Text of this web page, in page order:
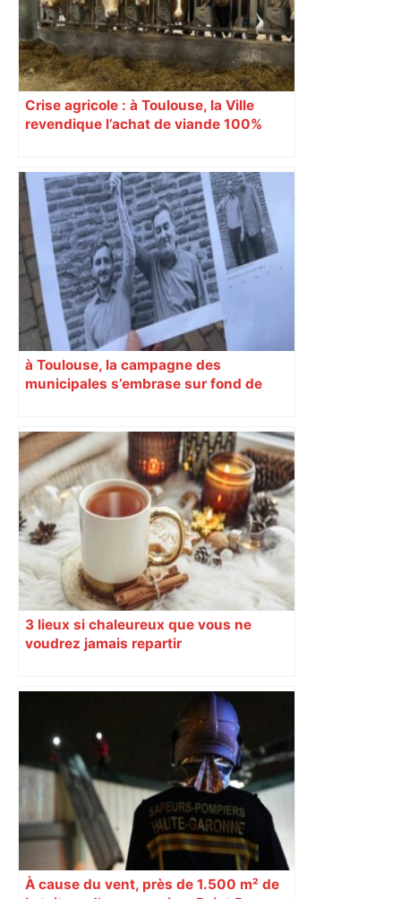
Crise agricole : à Toulouse, la Ville
revendique l’achat de viande 100%
à Toulouse, la campagne des
municipales s’embrase sur fond de
3 lieux si chaleureux que vous ne
voudrez jamais repartir
À cause du vent, près de 1.500 m² de